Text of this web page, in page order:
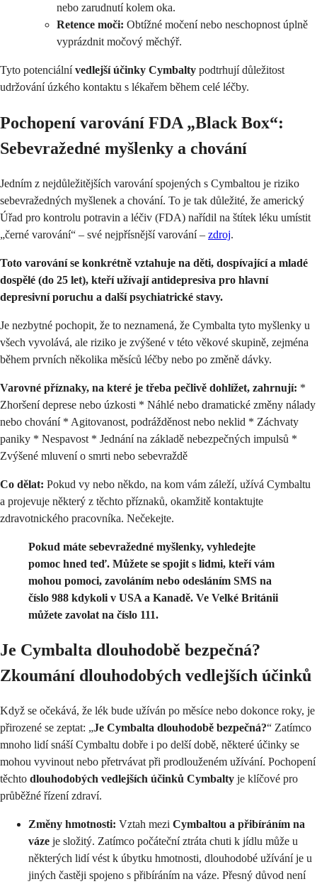
nebo zarudnutí kolem oka.
Retence moči: Obtížné močení nebo neschopnost úplně
vyprázdnit močový měchýř.
Tyto potenciálnívedlejší účinky Cymbalty podtrhují důležitost
udržování úzkého kontaktu s lékařem během celé léčby.
Pochopení varování FDA „Black Box“:
Sebevražedné myšlenky a chování
Jedním z nejdůležitějších varování spojených s Cymbaltou je riziko
sebevražedných myšlenek a chování. To je tak důležité, že americký
Úřad pro kontrolu potravin a léčiv (FDA) nařídil na štítek léku umístit
„černé varování“ – své nejpřísnější varování – zdroj.
Toto varování se konkrétně vztahuje na děti, dospívající a mladé
dospělé (do 25 let), kteří užívají antidepresiva pro hlavní
depresivní poruchu a další psychiatrické stavy.
Je nezbytné pochopit, že to neznamená, že Cymbalta tyto myšlenky u
všech vyvolává, ale riziko je zvýšené v této věkové skupině, zejména
během prvních několika měsíců léčby nebo po změně dávky.
Varovné příznaky, na které je třeba pečlivě dohlížet, zahrnují: *
Zhoršení deprese nebo úzkosti * Náhlé nebo dramatické změny nálady
nebo chování * Agitovanost, podrážděnost nebo neklid * Záchvaty
paniky * Nespavost * Jednání na základě nebezpečných impulsů *
Zvýšené mluvení o smrti nebo sebevraždě
Co dělat: Pokud vy nebo někdo, na kom vám záleží, užívá Cymbaltu
a projevuje některý z těchto příznaků, okamžitě kontaktujte
zdravotnického pracovníka. Nečekejte.
Pokud máte sebevražedné myšlenky, vyhledejte
pomoc hned teď. Můžete se spojit s lidmi, kteří vám
mohou pomoci, zavoláním nebo odesláním SMS na
číslo 988 kdykoli v USA a Kanadě. Ve Velké Británii
můžete zavolat na číslo 111.
Je Cymbalta dlouhodobě bezpečná?
Zkoumání dlouhodobých vedlejších účinků
Když se očekává, že lék bude užíván po měsíce nebo dokonce roky, je
přirozené se zeptat: „Je Cymbalta dlouhodobě bezpečná?“ Zatímco
mnoho lidí snáší Cymbaltu dobře i po delší době, některé účinky se
mohou vyvinout nebo přetrvávat při prodlouženém užívání. Pochopení
těchto dlouhodobých vedlejších účinků Cymbalty je klíčové pro
průběžné řízení zdraví.
Změny hmotnosti: Vztah mezi Cymbaltou a přibíráním na
váze je složitý. Zatímco počáteční ztráta chuti k jídlu může u
některých lidí vést k úbytku hmotnosti, dlouhodobé užívání je u
jiných častěji spojeno s přibíráním na váze. Přesný důvod není